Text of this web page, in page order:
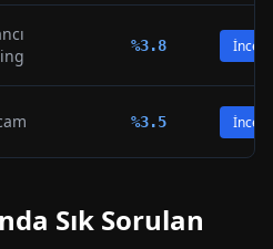
%3.8 İncele
%3.5 İncele
Sık Sorulan